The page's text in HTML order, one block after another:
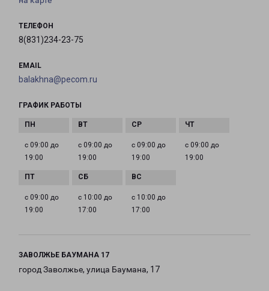
ТЕЛЕФОН
8(831)234-23-75
EMAIL
balakhna@pecom.ru
ГРАФИК РАБОТЫ
с 09:00 до
19:00
с 09:00 до
19:00
с 09:00 до
19:00
с 09:00 до
19:00
с 09:00 до
19:00
с 10:00 до
17:00
с 10:00 до
17:00
ЗАВОЛЖЬЕ БАУМАНА 17
город Заволжье, улица Баумана, 17